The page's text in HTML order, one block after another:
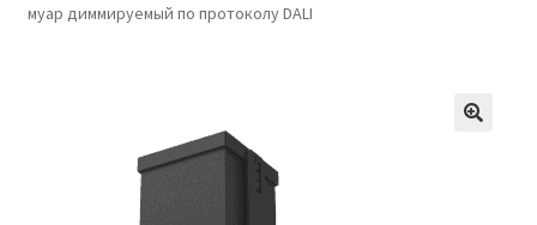
Заказ проекта освещения
муар диммируемый по протоколу DALI